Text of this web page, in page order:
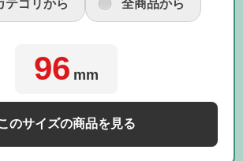
テゴリから 全商品から
96 mm
のサイズの商品を見る